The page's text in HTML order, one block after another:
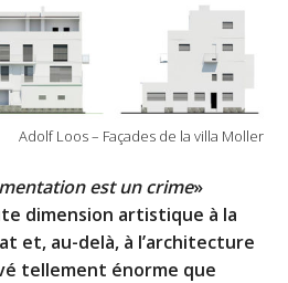
Adolf Loos – Façades de la villa Moller
est un crime»
dimension artistique à la
et, au-delà, à l’architecture
tellement énorme que